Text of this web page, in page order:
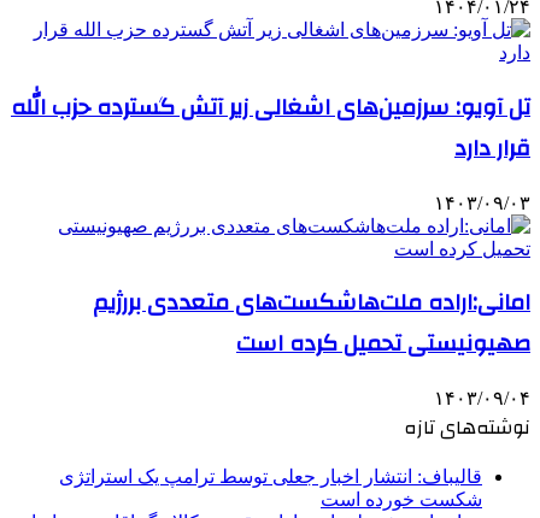
۱۴۰۴/۰۱/۲۴
تل آویو: سرزمین‌های اشغالی زیر آتش گسترده حزب الله
قرار دارد
۱۴۰۳/۰۹/۰۳
امانی:اراده ملت‌هاشکست‌های متعددی بررژیم
صهیونیستی تحمیل کرده است
۱۴۰۳/۰۹/۰۴
نوشته‌های تازه
قالیباف: انتشار اخبار جعلی توسط ترامپ یک استراتژی
شکست خورده است